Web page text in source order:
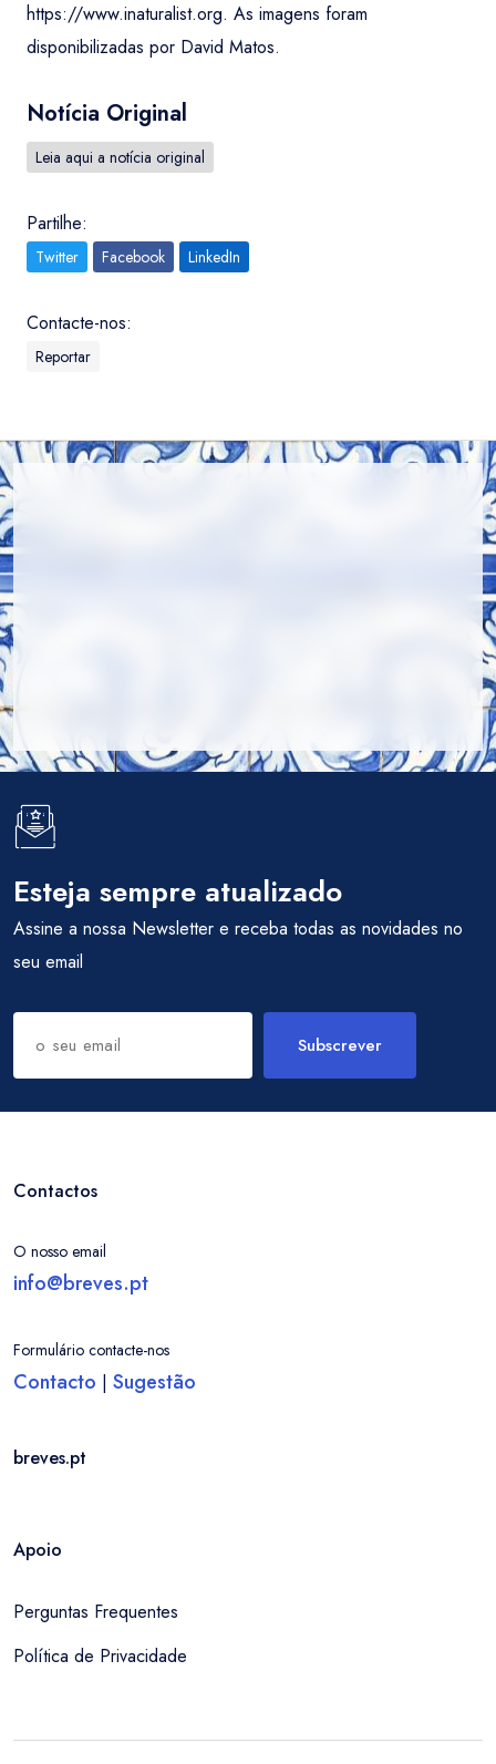
https://www.inaturalist.org. As imagens foram
disponibilizadas por David Matos.
Notícia Original
Leia aqui a notícia original
Partilhe:
Twitter Facebook LinkedIn
Contacte-nos:
Reportar
Esteja sempre atualizado
Assine a nossa Newsletter e receba todas as novidades no
seu email
Subscrever
Contactos
O nosso email
info@breves.pt
Formulário contacte-nos
Contacto | Sugestão
breves.pt
Apoio
Perguntas Frequentes
Política de Privacidade